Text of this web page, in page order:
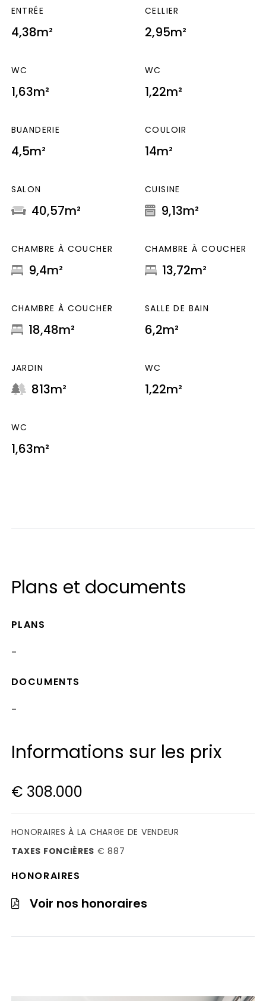
ENTRÉE
4,38m²
CELLIER
2,95m²
WC
1,63m²
WC
1,22m²
BUANDERIE
4,5m²
COULOIR
14m²
SALON
40,57m²
CUISINE
9,13m²
CHAMBRE À COUCHER
9,4m²
CHAMBRE À COUCHER
13,72m²
CHAMBRE À COUCHER
18,48m²
SALLE DE BAIN
6,2m²
JARDIN
813m²
WC
1,22m²
WC
1,63m²
Plans et documents
PLANS
-
DOCUMENTS
-
Informations sur les prix
€ 308.000
HONORAIRES À LA CHARGE DE VENDEUR
TAXES FONCIÈRES € 887
HONORAIRES
Voir nos honoraires